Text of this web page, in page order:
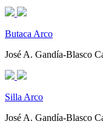
Butaca Arco
José A. Gandía-Blasco
Silla Arco
José A. Gandía-Blasco